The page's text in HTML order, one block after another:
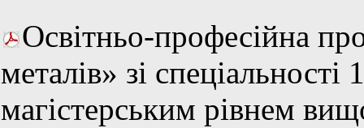
Освітньо-професійна
металів» зі
магістерським рівнем